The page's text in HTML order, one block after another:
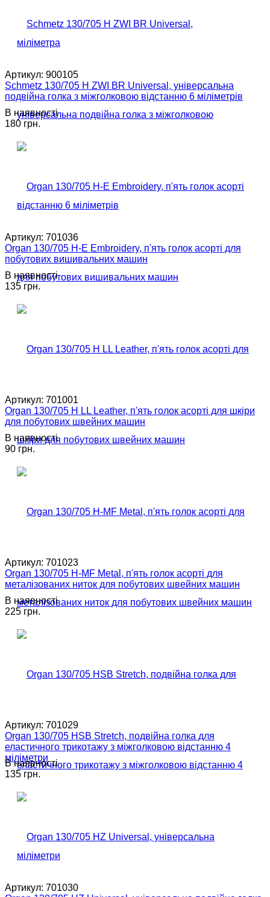
Артикул: 900105
Schmetz 130/705 H ZWI BR Universal, універсальна
подвійна голка з міжголковою відстанню 6 міліметрів
В наявності
180 грн.
Артикул: 701036
Organ 130/705 H-E Embroidery, п'ять голок асорті для
побутових вишивальних машин
В наявності
135 грн.
Артикул: 701001
Organ 130/705 H LL Leather, п'ять голок асорті для шкіри
для побутових швейних машин
В наявності
90 грн.
Артикул: 701023
Organ 130/705 H-MF Metal, п'ять голок асорті для
металізованих ниток для побутових швейних машин
В наявності
225 грн.
Артикул: 701029
Organ 130/705 HSB Stretch, подвійна голка для
еластичного трикотажу з міжголковою відстанню 4
міліметри
В наявності
135 грн.
Артикул: 701030